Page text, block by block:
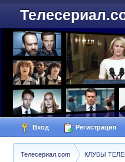
Вход Регистрация
Телесериал.com КЛУБЫ